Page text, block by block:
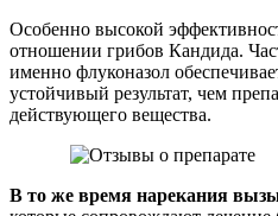
Особенно высокой
отношении грибов Кандида.
именно флуконазол
устойчивый результат, чем
действующего вещества.
В то же время нарекания